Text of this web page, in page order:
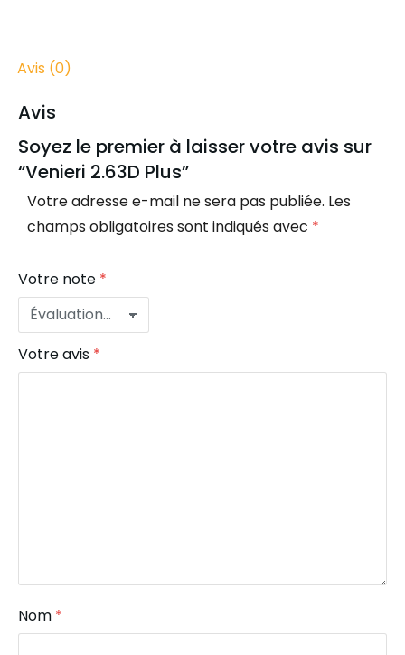
Avis (0)
Avis
Soyez le premier à laisser votre avis sur
“Venieri 2.63D Plus”
Votre adresse e-mail ne sera pas publiée. Les
champs obligatoires sont indiqués avec *
Votre note *
Votre avis *
Nom *